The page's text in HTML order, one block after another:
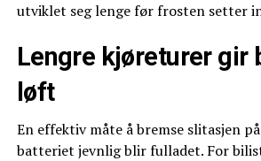
utviklet seg lenge før frosten setter
Lengre kjøreturer gir
løft
En effektiv måte å bremse slitasjen
batteriet jevnlig blir fulladet. For